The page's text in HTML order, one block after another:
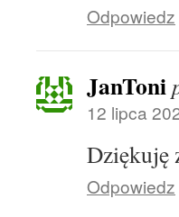
Odpowiedz
JanToni
12 lipca
Dziękuję
Odpowiedz